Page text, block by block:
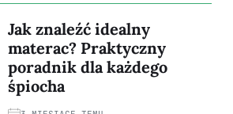
Jak znaleźć idealny
materac? Praktyczny
poradnik dla każdego
śpiocha